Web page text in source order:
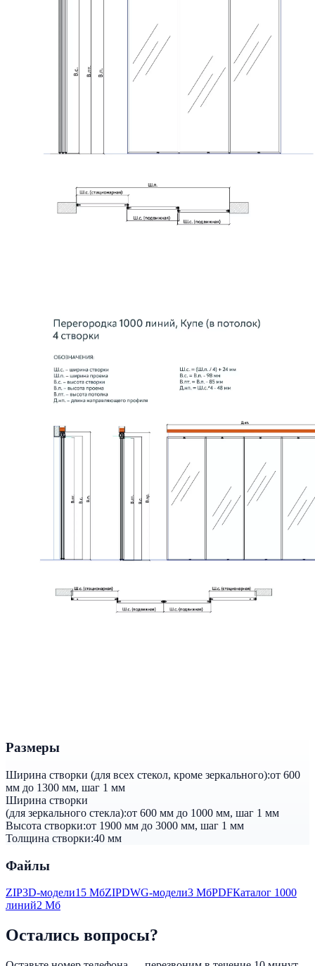
Размеры
Ширина створки (для всех стекол, кроме зеркального):от 600
мм до 1300 мм, шаг 1 мм
Ширина створки
(для зеркального стекла):от 600 мм до 1000 мм, шаг 1 мм
Высота створки:от 1900 мм до 3000 мм, шаг 1 мм
Толщина створки:40 мм
Файлы
ZIP3D-модели15 МбZIPDWG-модели3 МбPDFКаталог 1000
линий2 Мб
Остались вопросы?